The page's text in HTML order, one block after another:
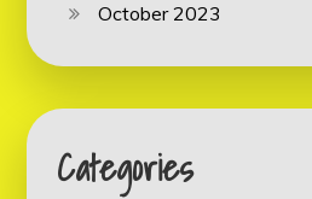
October 2023
Categories